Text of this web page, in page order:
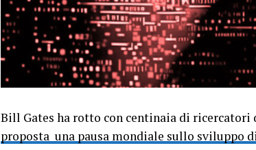
Bill Gates ha rotto con centinaia di
proposta una pausa mondiale sullo sviluppo